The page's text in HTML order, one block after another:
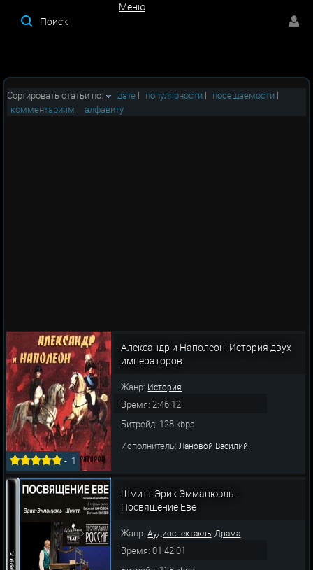
Меню
Сортировать статьи по: дате | популярности | посещаемости |
комментариям | алфавиту
- 1
Александр и Наполеон. История двух
императоров
Жанр: История
Время: 2:46:12
Битрейд: 128 kbps
Исполнитель:Лановой Василий
Шмитт Эрик Эмманюэль -
Посвящение Еве
Жанр:Аудиоспектакль,Драма
Время: 01:42:01